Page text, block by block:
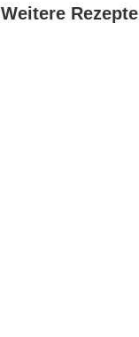
Weitere Rezepte